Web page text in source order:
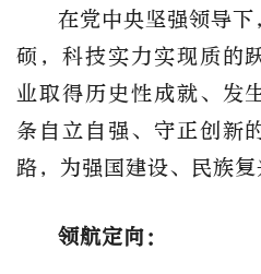
在党中央坚强领导
硕，科技实力实现质的
业取得历史性成就、发
条自立自强、守正创新
路，为强国建设、民族复
领航定向：